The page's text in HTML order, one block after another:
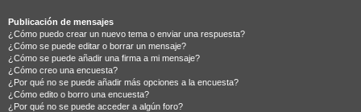
Publicación de mensajes
¿Cómo puedo crear un nuevo tema o enviar una respuesta?
¿Cómo se puede editar o borrar un mensaje?
¿Cómo se puede añadir una firma a mi mensaje?
¿Cómo creo una encuesta?
¿Por qué no se puede añadir más opciones a la encuesta?
¿Cómo edito o borro una encuesta?
¿Por qué no se puede acceder a algún foro?